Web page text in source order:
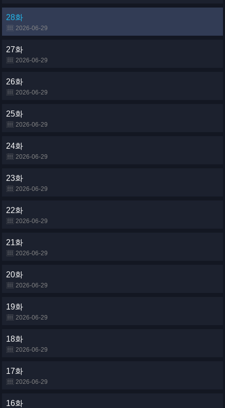
28화
2026-06-29
27화
2026-06-29
26화
2026-06-29
25화
2026-06-29
24화
2026-06-29
23화
2026-06-29
22화
2026-06-29
21화
2026-06-29
20화
2026-06-29
19화
2026-06-29
18화
2026-06-29
17화
2026-06-29
16화